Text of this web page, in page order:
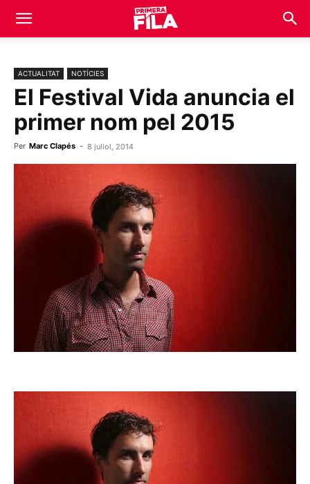
ACTUALITAT NOTÍCIES
El Festival Vida anuncia el
primer nom pel 2015
Per Marc Clapés - 8 juliol, 2014